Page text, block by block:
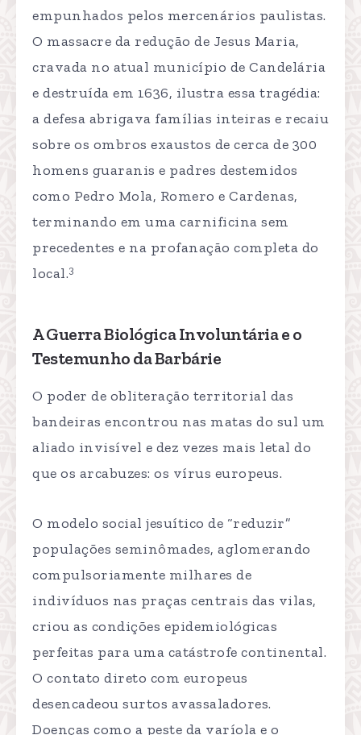
empunhados pelos mercenários paulistas.
O massacre da redução de Jesus Maria,
cravada no atual município de Candelária
e destruída em 1636, ilustra essa tragédia:
a defesa abrigava famílias inteiras e recaiu
sobre os ombros exaustos de cerca de 300
homens guaranis e padres destemidos
como Pedro Mola, Romero e Cardenas,
terminando em uma carnificina sem
precedentes e na profanação completa do
local.3
A Guerra Biológica Involuntária e o
Testemunho da Barbárie
O poder de obliteração territorial das
bandeiras encontrou nas matas do sul um
aliado invisível e dez vezes mais letal do
que os arcabuzes: os vírus europeus.
O modelo social jesuítico de “reduzir”
populações seminômades, aglomerando
compulsoriamente milhares de
indivíduos nas praças centrais das vilas,
criou as condições epidemiológicas
perfeitas para uma catástrofe continental.
O contato direto com europeus
desencadeou surtos avassaladores.
Doenças como a peste da varíola e o